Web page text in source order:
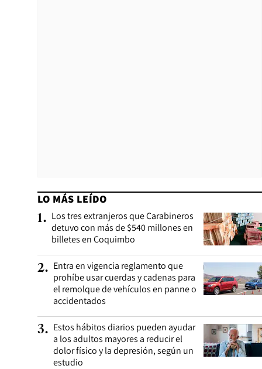
LO MÁS LEÍDO
1. Los tres extranjeros que Carabineros
detuvo con más de $540 millones en
billetes en Coquimbo
2. Entra en vigencia reglamento que
prohíbe usar cuerdas y cadenas para
el remolque de vehículos en panne o
accidentados
3. Estos hábitos diarios pueden ayudar
a los adultos mayores a reducir el
dolor físico y la depresión, según un
estudio